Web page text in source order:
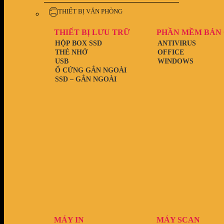
THIẾT BỊ VĂN PHÒNG
THIẾT BỊ LƯU TRỮ
SSD – GẮN NGOÀI
Ổ CỨNG GẮN NGOÀI
USB
THẺ NHỚ
HỘP BOX SSD
PHẦN MỀM BẢN
WINDOWS
OFFICE
ANTIVIRUS
MÁY IN MÁY SCAN